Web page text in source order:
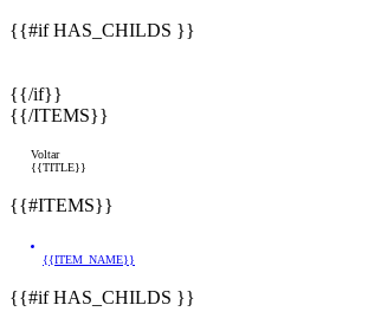
{{#if HAS_CHILDS }}
{{/if}}
{{/ITEMS}}
Voltar
{{TITLE}}
{{#ITEMS}}
{{ITEM_NAME}}
{{#if HAS_CHILDS }}